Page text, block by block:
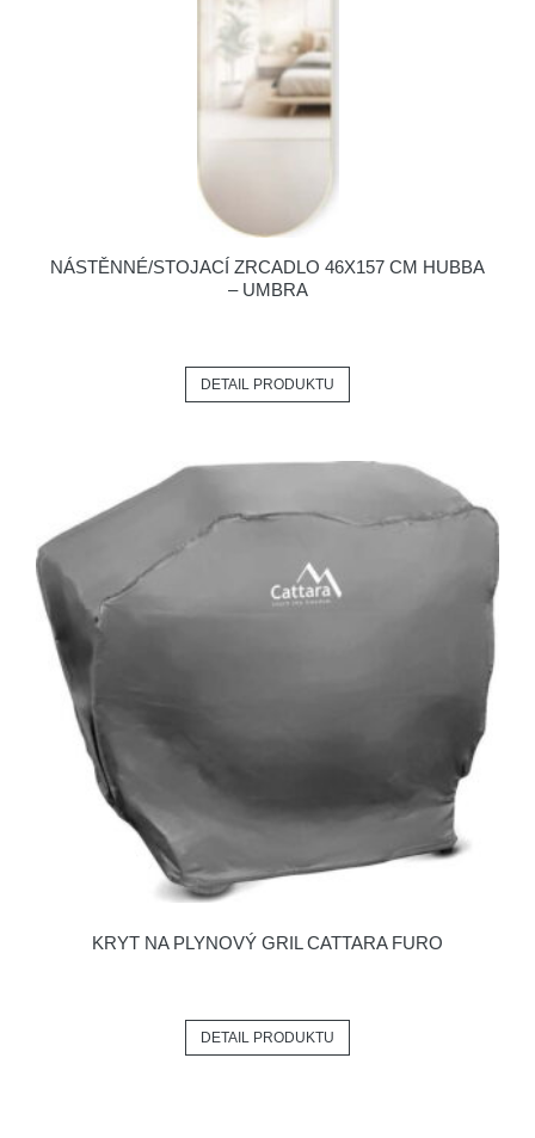
NÁSTĚNNÉ/STOJACÍ ZRCADLO 46X157 CM HUBBA
– UMBRA
DETAIL PRODUKTU
KRYT NA PLYNOVÝ GRIL CATTARA FURO
DETAIL PRODUKTU